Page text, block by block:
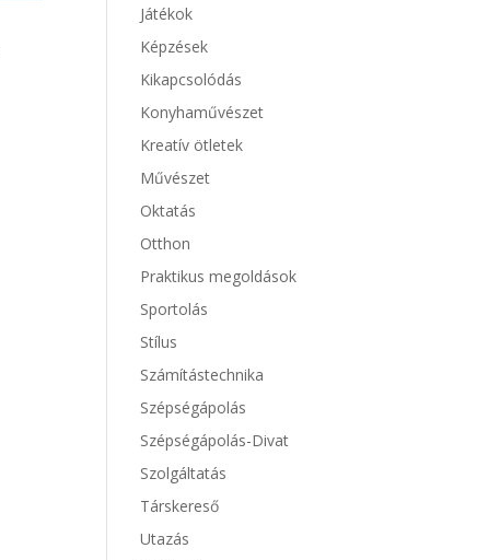
Játékok
Képzések
Kikapcsolódás
Konyhaművészet
Kreatív ötletek
Művészet
Oktatás
Otthon
Praktikus megoldások
Sportolás
Stílus
Számítástechnika
Szépségápolás
Szépségápolás-Divat
Szolgáltatás
Társkereső
Utazás